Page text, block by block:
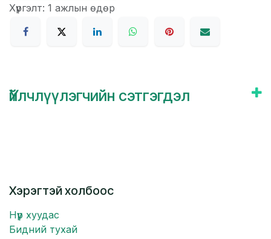
Хүргэлт: 1 ажлын өдөр
Үйлчлүүлэгчийн сэтгэгдэл
Хэрэгтэй холбоос
Нүүр хуудас
Бидний тухай